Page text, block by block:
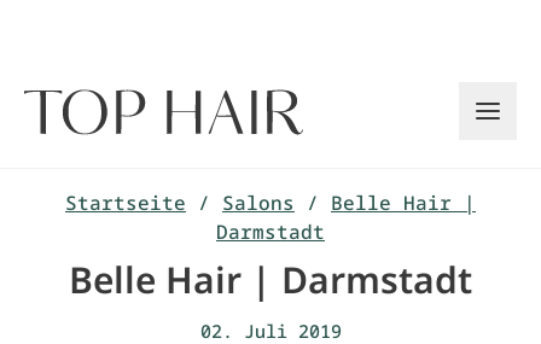
Startseite / Salons / Belle Hair |
Darmstadt
Belle Hair | Darmstadt
02. Juli 2019